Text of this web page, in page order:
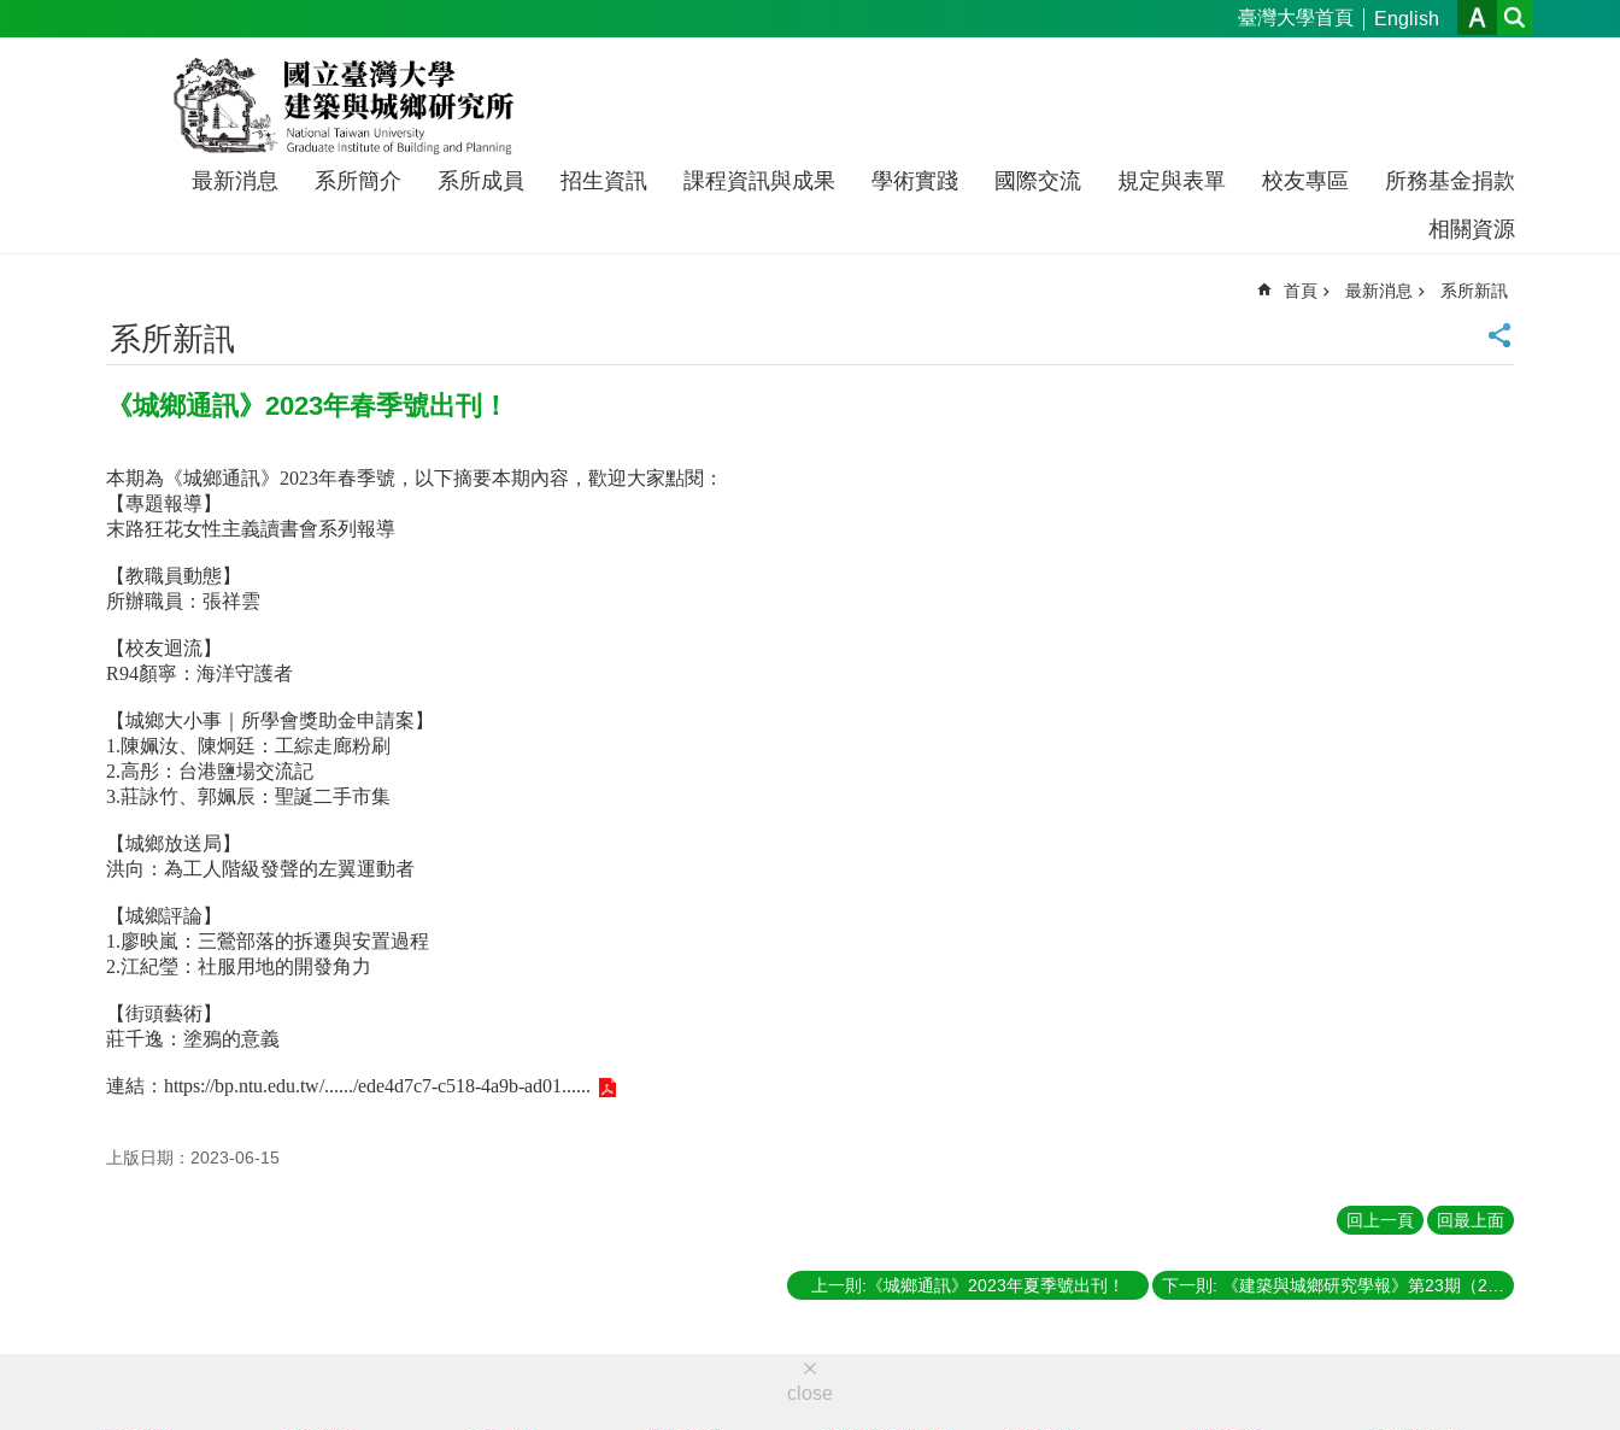
臺灣大學首頁 English
最新消息 系所簡介 系所成員 招生資訊 課程資訊與成果 學術實踐 國際交流 規定與表單 校友專區
所務基金捐款
相關資源
首頁 最新消息 系所新訊
系所新訊
《城鄉通訊》2023年春季號出刊！
本期為《城鄉通訊》2023年春季號，以下摘要本期內容，歡迎大家點閱：
【專題報導】
末路狂花女性主義讀書會系列報導
【教職員動態】
所辦職員：張祥雲
【校友迴流】
R94顏寧：海洋守護者
【城鄉大小事｜所學會獎助金申請案】
1.陳姵汝、陳炯廷：工綜走廊粉刷
2.高彤：台港鹽場交流記
3.莊詠竹、郭姵辰：聖誕二手市集
【城鄉放送局】
洪向：為工人階級發聲的左翼運動者
【城鄉評論】
1.廖映嵐：三鶯部落的拆遷與安置過程
2.江紀瑩：社服用地的開發角力
【街頭藝術】
莊千逸：塗鴉的意義
連結： https://bp.ntu.edu.tw/....../ede4d7c7-c518-4a9b-ad01......
上版日期：2023-06-15
回上一頁 回最上面
上一則:《城鄉通訊》2023年夏季號出刊！
close